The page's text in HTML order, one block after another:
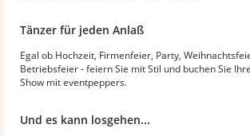
Tänzer für jeden Anlaß
Egal ob Hochzeit, Firmenfeier, Party,
Betriebsfeier - feiern Sie mit Stil und buchen Sie
Show mit eventpeppers.
Und es kann losgehen...